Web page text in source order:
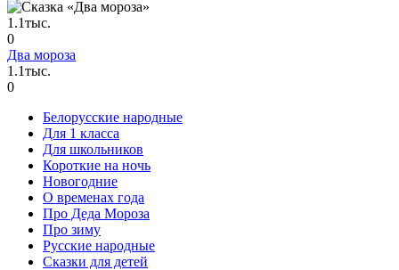
1.1тыс.
0
Два мороза
1.1тыс.
0
Белорусские народные
Для 1 класса
Для школьников
Короткие на ночь
Новогодние
О временах года
Про Деда Мороза
Про зиму
Русские народные
Сказки для детей